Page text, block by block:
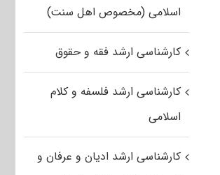
اسلامی (مخصوص اهل سنت)
کارشناسی ارشد فقه و حقوق
کارشناسی ارشد فلسفه و کلام
اسلامی
کارشناسی ارشد ادیان و عرفان و